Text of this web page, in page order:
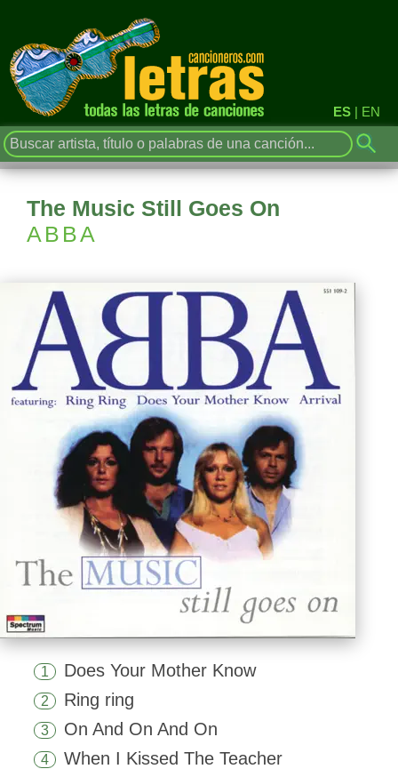
ES | EN
The Music Still Goes On
ABBA
1 Does Your Mother Know
2 Ring ring
3 On And On And On
4 When I Kissed The Teacher